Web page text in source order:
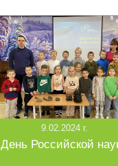
9.02.2024 г.
День Российской